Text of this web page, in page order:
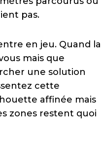
pas.
en jeu. Quand la
mais que
une solution
cette
affinée mais
zones restent quoi